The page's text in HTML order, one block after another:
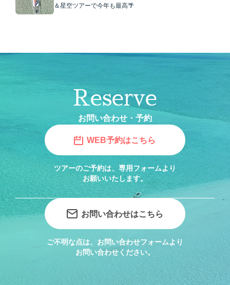
＆星空ツアーで今年も最高🌴
Reserve
お問い合わせ・予約
WEB予約はこちら
ツアーのご予約は、専用フォームより
お願いいたします。
お問い合わせはこちら
ご不明な点は、お問い合わせフォームより
お問い合わせください。